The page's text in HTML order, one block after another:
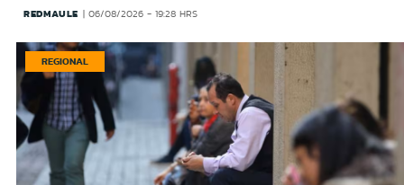
REDMAULE 06/08/2026 - 19:28 HRS
REGIONAL